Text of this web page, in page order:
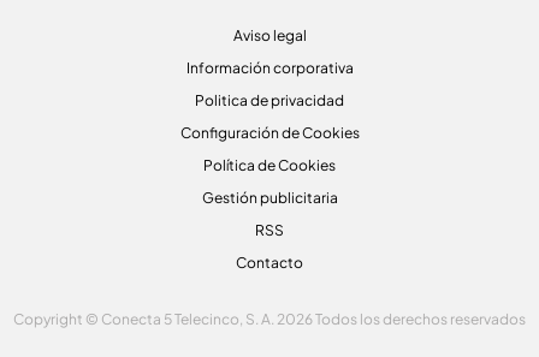
Aviso legal
Información corporativa
Politica de privacidad
Configuración de Cookies
Política de Cookies
Gestión publicitaria
RSS
Contacto
Copyright © Conecta 5 Telecinco, S. A. 2026 Todos los derechos reservados